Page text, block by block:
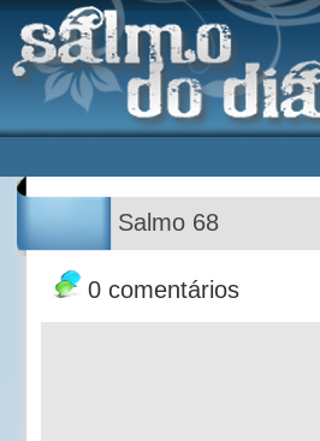
Salmo 68
0 comentários